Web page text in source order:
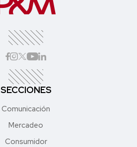
SECCIONES
Comunicación
Mercadeo
Consumidor